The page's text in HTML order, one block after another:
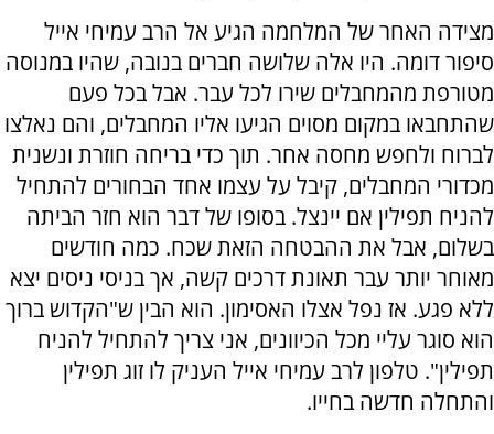
מצידה האחר של המלחמה הגיע אל הרב עמיחי אייל
סיפור דומה. היו אלה שלושה חברים בנובה, שהיו במנוסה
מטורפת מהמחבלים שירו לכל עבר. אבל בכל פעם
שהתחבאו במקום מסוים הגיעו אליו המחבלים, והם נאלצו
לברוח ולחפש מחסה אחר. תוך כדי בריחה חוזרת ונשנית
מכדורי המחבלים, קיבל על עצמו אחד הבחורים להתחיל
להניח תפילין אם יינצל. בסופו של דבר הוא חזר הביתה
בשלום, אבל את ההבטחה הזאת שכח. כמה חודשים
מאוחר יותר עבר תאונת דרכים קשה, אך בניסי ניסים יצא
ללא פגע. אז נפל אצלו האסימון. הוא הבין ש"הקדוש ברוך
הוא סוגר עליי מכל הכיוונים, אני צריך להתחיל להניח
תפילין". טלפון לרב עמיחי אייל העניק לו זוג תפילין
והתחלה חדשה בחייו.